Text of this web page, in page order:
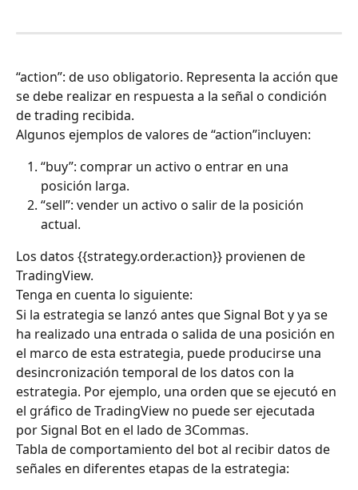
“action”: de uso obligatorio. Representa la acción que
se debe realizar en respuesta a la señal o condición
de trading recibida.
Algunos ejemplos de valores de “action”incluyen:
“buy”: comprar un activo o entrar en una
posición larga.
“sell”: vender un activo o salir de la posición
actual.
Los datos {{strategy.order.action}} provienen de
TradingView.
Tenga en cuenta lo siguiente:
Si la estrategia se lanzó antes que Signal Bot y ya se
ha realizado una entrada o salida de una posición en
el marco de esta estrategia, puede producirse una
desincronización temporal de los datos con la
estrategia. Por ejemplo, una orden que se ejecutó en
el gráfico de TradingView no puede ser ejecutada
por Signal Bot en el lado de 3Commas.
Tabla de comportamiento del bot al recibir datos de
señales en diferentes etapas de la estrategia: